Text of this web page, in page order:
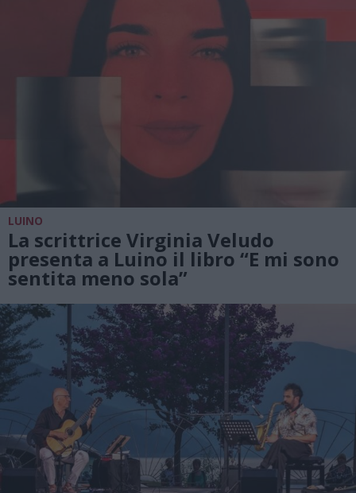
LUINO
La scrittrice Virginia Veludo
presenta a Luino il libro “E mi sono
sentita meno sola”